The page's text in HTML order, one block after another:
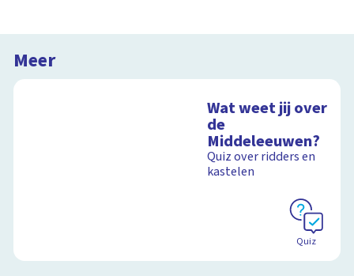
Meer
Wat weet jij over
de
Middeleeuwen?
Quiz over ridders en
kastelen
Quiz